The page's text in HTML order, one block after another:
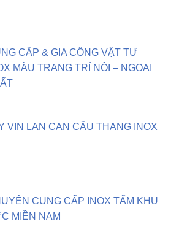
CẤP & GIA CÔNG VẬT TƯ
MÀU TRANG TRÍ NỘI – NGOẠI
VỊN LAN CAN CẦU THANG INOX
CUNG CẤP INOX TẤM KHU
MIỀN NAM